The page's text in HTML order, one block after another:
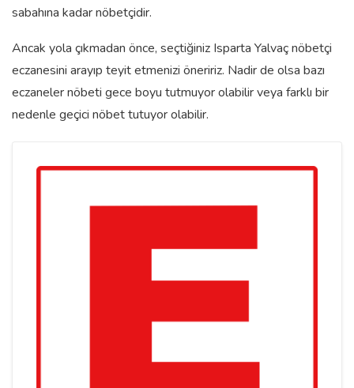
sabahına kadar nöbetçidir.
Ancak yola çıkmadan önce, seçtiğiniz Isparta Yalvaç nöbetçi
eczanesini arayıp teyit etmenizi öneririz. Nadir de olsa bazı
eczaneler nöbeti gece boyu tutmuyor olabilir veya farklı bir
nedenle geçici nöbet tutuyor olabilir.